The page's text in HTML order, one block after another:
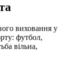
виховання у
футбол,
вільна,